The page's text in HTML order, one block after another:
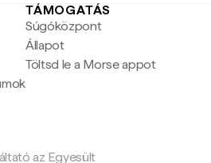
TÁMOGATÁS
Súgóközpont
Állapot
Töltsd le a Morse appot
az Egyesült